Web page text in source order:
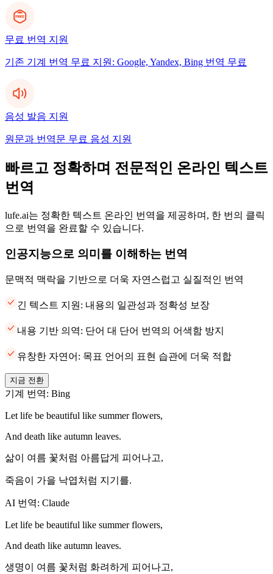
무료 번역 지원
기존 기계 번역 무료 지원: Google, Yandex, Bing 번역 무료
음성 발음 지원
원문과 번역문 무료 음성 지원
빠르고 정확하며 전문적인 온라인 텍스트
번역
lufe.ai는 정확한 텍스트 온라인 번역을 제공하며, 한 번의 클릭
으로 번역을 완료할 수 있습니다.
인공지능으로 의미를 이해하는 번역
문맥적 맥락을 기반으로 더욱 자연스럽고 실질적인 번역
긴 텍스트 지원: 내용의 일관성과 정확성 보장
내용 기반 의역: 단어 대 단어 번역의 어색함 방지
유창한 자연어: 목표 언어의 표현 습관에 더욱 적합
지금 전환
기계 번역: Bing
Let life be beautiful like summer flowers,
And death like autumn leaves.
삶이 여름 꽃처럼 아름답게 피어나고,
죽음이 가을 낙엽처럼 지기를.
AI 번역: Claude
Let life be beautiful like summer flowers,
And death like autumn leaves.
생명이 여름 꽃처럼 화려하게 피어나고,